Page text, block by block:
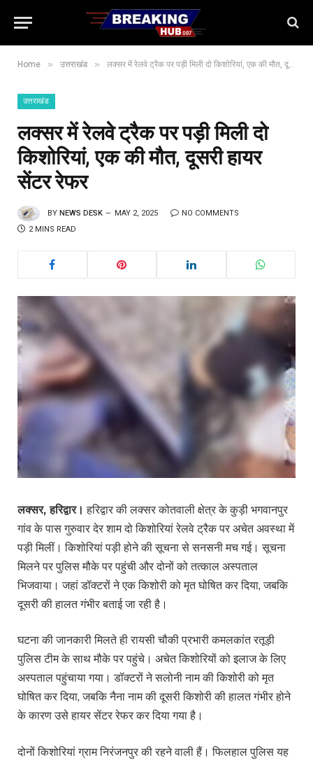
Home » उत्तराखंड » लक्सर में रेलवे ट्रैक पर पड़ी मिली दो किशोरियां, एक की मौत, दूसरी हायर सेंटर रेफर
उत्तराखंड
लक्सर में रेलवे ट्रैक पर पड़ी मिली दो
किशोरियां, एक की मौत, दूसरी हायर
सेंटर रेफर
BY NEWS DESK MAY 2, 2025
NO COMMENTS
2 MINS READ
लक्सर, हरिद्वार।हरिद्वार की लक्सर कोतवाली क्षेत्र के कुड़ी भगवानपुर
गांव के पास गुरुवार देर शाम दो किशोरियां रेलवे ट्रैक पर अचेत अवस्था में
पड़ी मिलीं। किशोरियां पड़ी होने की सूचना से सनसनी मच गई। सूचना
मिलने पर पुलिस मौके पर पहुंची और दोनों को तत्काल अस्पताल
भिजवाया। जहां डॉक्टरों ने एक किशोरी को मृत घोषित कर दिया, जबकि
दूसरी की हालत गंभीर बताई जा रही है।
घटना की जानकारी मिलते ही रायसी चौकी प्रभारी कमलकांत रतूड़ी
पुलिस टीम के साथ मौके पर पहुंचे। अचेत किशोरियों को इलाज के लिए
अस्पताल पहुंचाया गया। डॉक्टरों ने सलोनी नाम की किशोरी को मृत
घोषित कर दिया, जबकि नैना नाम की दूसरी किशोरी की हालत गंभीर होने
के कारण उसे हायर सेंटर रेफर कर दिया गया है।
दोनों किशोरियां ग्राम निरंजनपुर की रहने वाली हैं। फिलहाल पुलिस यह